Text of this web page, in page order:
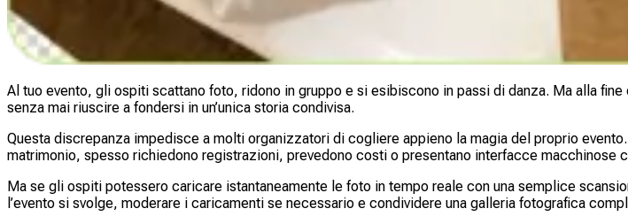
Al tuo evento, gli ospiti scattano foto, ridono in gruppo e si esibiscono in passi di danza. Ma alla
senza mai riuscire a fondersi in un’unica storia condivisa.
Questa discrepanza impedisce a molti organizzatori di cogliere appieno la magia del proprio
matrimonio, spesso richiedono registrazioni, prevedono costi o presentano interfacce macchinose
Ma se gli ospiti potessero caricare istantaneamente le foto in tempo reale con una semplice
l’evento si svolge, moderare i caricamenti se necessario e condividere una galleria fotografica